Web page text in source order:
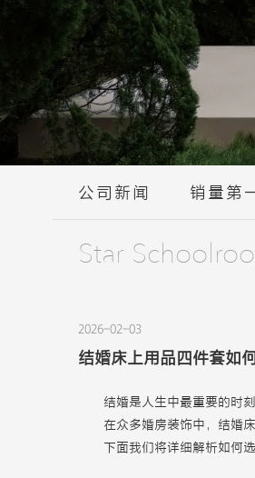
公司新闻 销量第
Star
2026-02-03
结婚床上用品四件套如
结婚是人生中最重要的时
在众多婚房装饰中，结婚
下面我们将详细解析如何